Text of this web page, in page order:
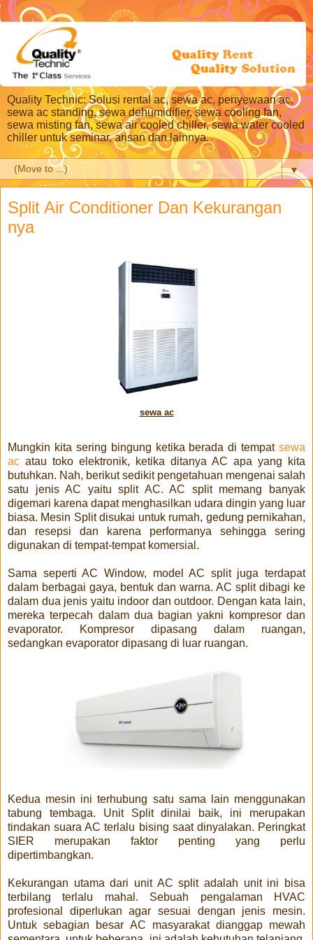
Quality Technic: Solusi rental ac, sewa ac, penyewaan ac,
sewa ac standing, sewa dehumidifier, sewa cooling fan,
sewa misting fan, sewa air cooled chiller, sewa water cooled
chiller untuk seminar, arisan dan lainnya.
▼
Split Air Conditioner Dan Kekurangan
nya
sewa ac
Mungkin kita sering bingung ketika berada di tempat sewa
ac atau toko elektronik, ketika ditanya AC apa yang kita
butuhkan. Nah, berikut sedikit pengetahuan mengenai salah
satu jenis AC yaitu split AC. AC split memang banyak
digemari karena dapat menghasilkan udara dingin yang luar
biasa. Mesin Split disukai untuk rumah, gedung pernikahan,
dan resepsi dan karena performanya sehingga sering
digunakan di tempat-tempat komersial.
Sama seperti AC Window, model AC split juga terdapat
dalam berbagai gaya, bentuk dan warna. AC split dibagi ke
dalam dua jenis yaitu indoor dan outdoor. Dengan kata lain,
mereka terpecah dalam dua bagian yakni kompresor dan
evaporator. Kompresor dipasang dalam ruangan,
sedangkan evaporator dipasang di luar ruangan.
Kedua mesin ini terhubung satu sama lain menggunakan
tabung tembaga. Unit Split dinilai baik, ini merupakan
tindakan suara AC terlalu bising saat dinyalakan. Peringkat
SIER merupakan faktor penting yang perlu
dipertimbangkan.
Kekurangan utama dari unit AC split adalah unit ini bisa
terbilang terlalu mahal. Sebuah pengalaman HVAC
profesional diperlukan agar sesuai dengan jenis mesin.
Untuk sebagian besar AC masyarakat dianggap mewah